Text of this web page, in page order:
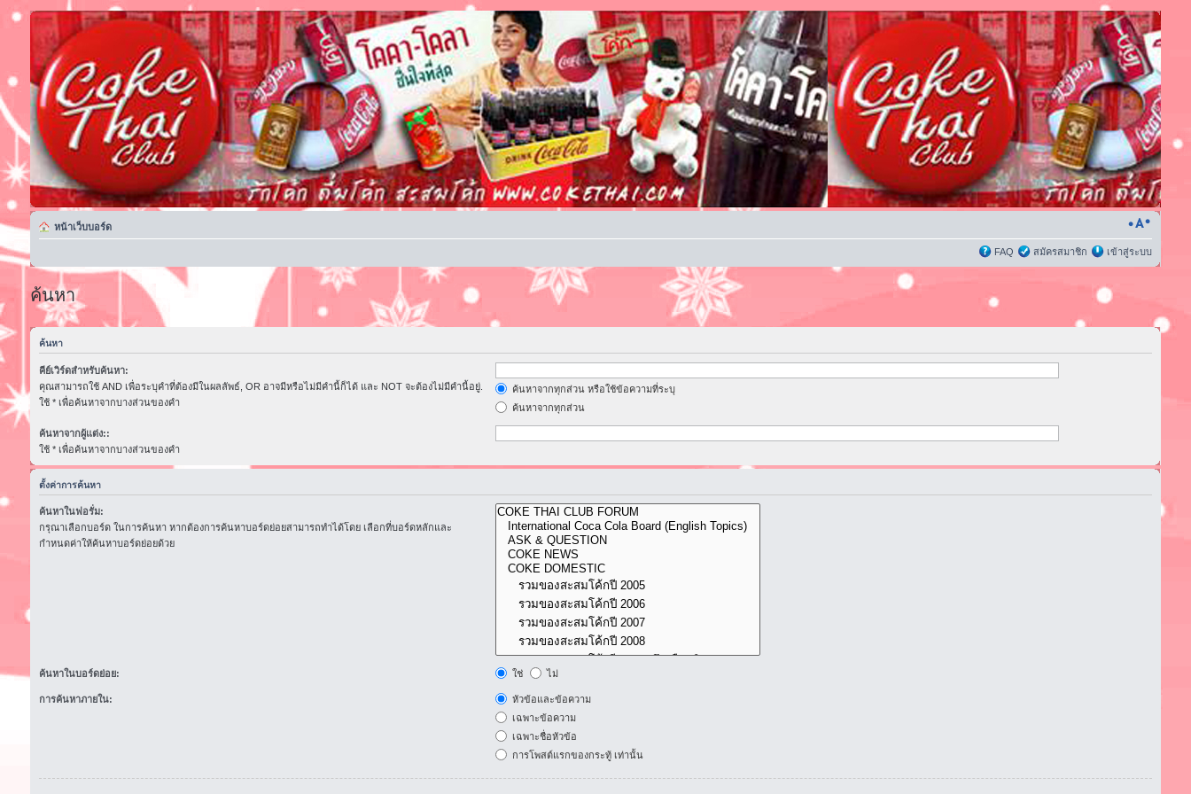
หน้าเว็บบอร์ด
FAQ สมัครสมาชิก เข้าสู่ระบบ
ค้นหา
ค้นหา
คีย์เวิร์ดสำหรับค้นหา:
คุณสามารถใช้ AND เพื่อระบุคำที่ต้องมีในผลลัพธ์, OR อาจมีหรือไม่มีคำนี้ก็ได้ และ NOT จะต้องไม่มีคำนี้อยู่.
ใช้ * เพื่อค้นหาจากบางส่วนของคำ
ค้นหาจากทุกส่วน หรือใช้ข้อความที่ระบุ
ค้นหาจากทุกส่วน
ค้นหาจากผู้แต่ง::
ใช้ * เพื่อค้นหาจากบางส่วนของคำ
ตั้งค่าการค้นหา
ค้นหาในฟอรั่ม:
กรุณาเลือกบอร์ด ในการค้นหา หากต้องการค้นหาบอร์ดย่อยสามารถทำได้โดย เลือกที่บอร์ดหลักและ
กำหนดค่าให้ค้นหาบอร์ดย่อยด้วย
ค้นหาในบอร์ดย่อย: ใช่ ไม่
การค้นหาภายใน:
หัวข้อและข้อความ
เฉพาะข้อความ
เฉพาะชื่อหัวข้อ
การโพสต์แรกของกระทู้ เท่านั้น